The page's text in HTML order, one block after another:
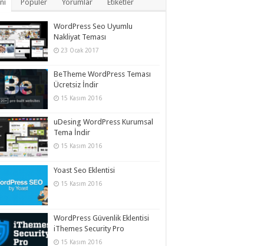
Popüler Yorumlar Etiketler
WordPress Seo Uyumlu
Nakliyat Teması
23 Ocak 2017
BeTheme WordPress Teması
Ücretsiz İndir
15 Kasım 2016
uDesing WordPress Kurumsal
Tema İndir
15 Kasım 2016
Yoast Seo Eklentisi
15 Kasım 2016
WordPress Güvenlik Eklentisi
iThemes Security Pro
15 Kasım 2016